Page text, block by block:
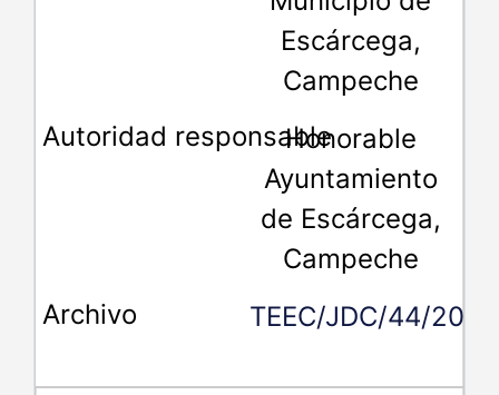
Escárcega,
Campeche
Honorable
Ayuntamiento
de Escárcega,
Campeche
TEEC/JDC/44/2018